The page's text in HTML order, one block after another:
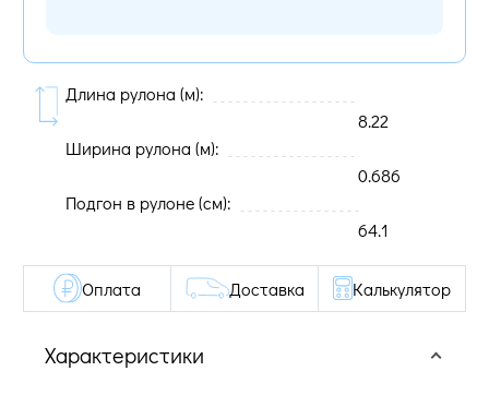
Длина рулона (м):
8.22
Ширина рулона (м):
0.686
Подгон в рулоне (cм):
64.1
Характеристики
Оплата Доставка Калькулятор